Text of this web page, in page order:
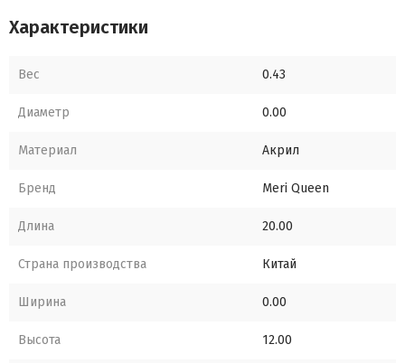
Характеристики
Вес 0.43
Диаметр 0.00
Материал Акрил
Бренд Meri Queen
Длина 20.00
Страна производства Китай
Ширина 0.00
Высота 12.00